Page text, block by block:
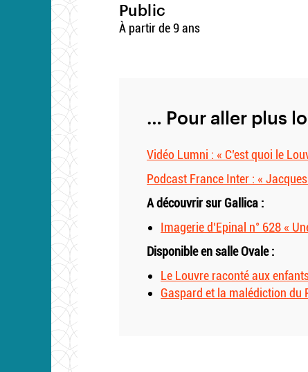
Public
À partir de 9 ans
… Pour aller plus
Vidéo Lumni : « C’est quoi le
Podcast France Inter : «
A découvrir sur Gallica :
Imagerie d’Epinal n° 628 «
Disponible en salle Ovale :
Le Louvre raconté aux
Gaspard et la malédiction du